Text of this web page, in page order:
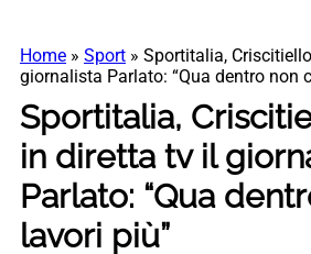
Home » Sport » Sportitalia,
giornalista Parlato: “Qua dentro non
Sportitalia,
in diretta tv il
Parlato: “Qua
lavori più”